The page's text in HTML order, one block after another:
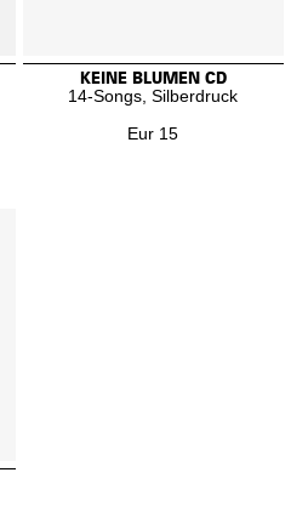
KEINE BLUMEN CD
14-Songs, Silberdruck
Eur 15